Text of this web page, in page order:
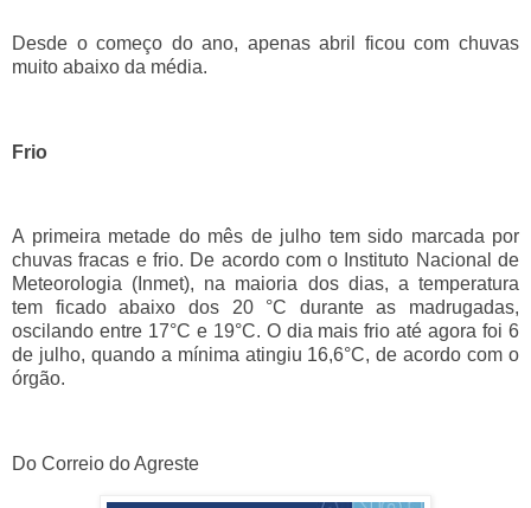
Desde o começo do ano, apenas abril ficou com chuvas
muito abaixo da média.
Frio
A primeira metade do mês de julho tem sido marcada por
chuvas fracas e frio. De acordo com o Instituto Nacional de
Meteorologia (Inmet), na maioria dos dias, a temperatura
tem ficado abaixo dos 20 °C durante as madrugadas,
oscilando entre 17°C e 19°C. O dia mais frio até agora foi 6
de julho, quando a mínima atingiu 16,6°C, de acordo com o
órgão.
Do Correio do Agreste